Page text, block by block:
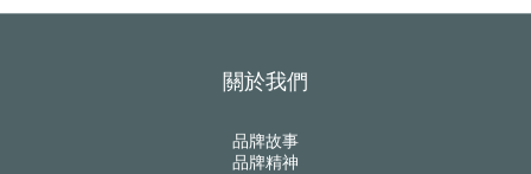
關於我們
品牌故事
品牌精神